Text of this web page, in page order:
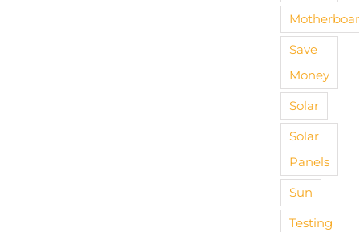
Save
Money
Solar
Solar
Panels
Sun
Testing